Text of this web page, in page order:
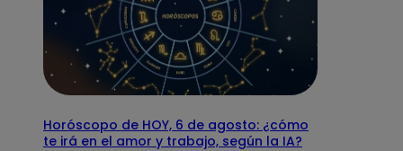
Horóscopo de HOY, 6 de agosto: ¿cómo
te irá en el amor y trabajo, según la IA?